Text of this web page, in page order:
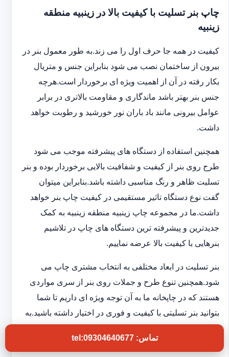
چاپ بنر تسلیت با کیفیت بالا در زینبیه منطقه
زینبیه
کیفیت در همه جا حرف اول را می زند.به طور معمول بنر در
بیرون از ساختمان نصب می شود بنابراین جنس و متریال
بکار رفته در آن از اهمیت ویژه ای برخوردار است.هرچه
جنس بنر بهتر باشد ماندگاری و مقاومت بالاتری در برابر
عوامل بیرونی مانند باد باران نور خورشید و رطوبت خواهد
داشت.
همچنین استفاده از دستگاه های پیشرفته موجب می شود
طرح روی بنر از کیفیت و شفافیت بالایی برخوردار بوده و بنر
تسلیت ظاهر و رنگ مناسبی داشته باشد.بنابراین میتوان
گفت نوع دستگاه تاثیر مستقیمی در کیفیت چاپ بنر خواهد
داشت.ما در مجموعه چاپ زینبیه منطقه زینبیه به کمک
جدیدترین و پیشرفته ترین دستگاه های چاپ در تلاشیم
بنرهایی با کیفیت بالا عرضه نماییم.
بنر تسلیت در ابعاد مختلفی به انتخاب مشتری چاپ می
شود.همچنین تنوع طرح و جملات روی بنر از سری مواردی
هستند که در چاپخانه ما به آن توجه ویژه ای داریم تا شما
بتوانید بنر تسلیتی با کیفیت و فوری در اختیار داشته باشید.به
موردنظر را درب منزل دریافت خواهید کرد.
تماس: tel:09304640677